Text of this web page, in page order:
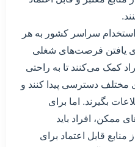
استخدام سراسر کشور به هر
یافتن فرصت‌های شغلی
کمک می‌کنند تا به راحتی
دسترسی پیدا کنند و
بگیرند. اما برای
ممکن، افراد باید
قابل اعتماد برای